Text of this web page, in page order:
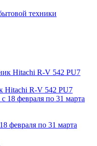
техники
Hitachi R-V 542 PU7
февраля по 31 марта